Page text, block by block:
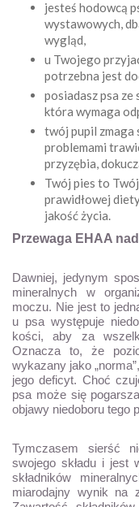
jesteś hodowcą
wystawowych,
wygląd,
u Twojego
potrzebna jest
posiadasz psa
która wymaga
twój pupil zmaga
problemami
przyzębia,
Twój pies to
prawidłowej
jakość życia.
Przewaga EHAA
Dawniej, jedynym
mineralnych w
moczu. Nie jest to
u psa występuje
kości, aby za
Oznacza to, że
wykazany jako
jego deficyt. Choć
psa może się
objawy niedoboru tego
Tymczasem sierść
swojego składu i jest
składników
miarodajny wynik na